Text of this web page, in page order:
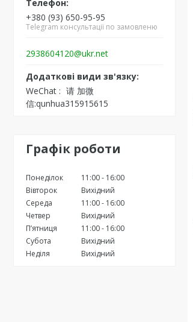
+380 (93) 650-95-95
Telegram консультації по замовленю
2938604120@ukr.net
WeChat
请 加微
信:qunhua315915615
Графік роботи
Понеділок 11:00
16:00
Вівторок
Вихідний
Середа
11:00
16:00
Четвер
Вихідний
Пʼятниця
11:00
16:00
Субота
Вихідний
Неділя
Вихідний